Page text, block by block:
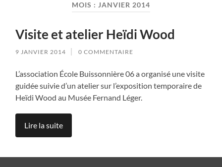
MOIS : JANVIER 2014
Visite et atelier Heïdi Wood
9 JANVIER 2014 0 COMMENTAIRE
L’association École Buissonnière 06 a organisé une visite
guidée suivie d’un atelier sur l’exposition temporaire de
Heïdi Wood au Musée Fernand Léger.
Lire la suite